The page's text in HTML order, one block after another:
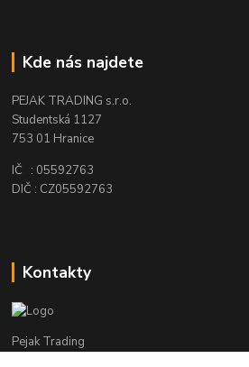
Kde nás najdete
PEJAK TRADING s.r.o.
Studentská 1127
753 01 Hranice
IČ : 05592763
DIČ : CZ05592763
Kontakty
Pejak Trading